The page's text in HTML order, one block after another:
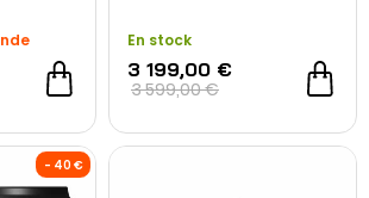
En stock
3 199,00 €
3 599,00 €